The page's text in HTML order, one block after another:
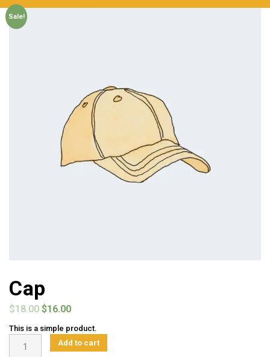
Sale!
Cap
$18.00 $16.00
This is a simple product.
quantity
Add to cart